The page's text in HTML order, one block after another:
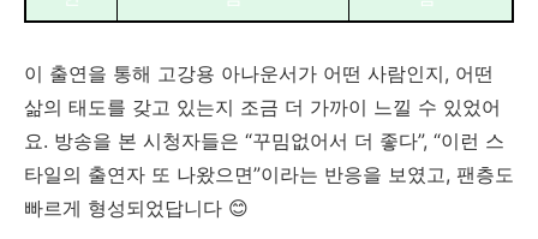
이 출연을 통해 고강용 아나운서가 어떤 사람인지, 어떤
삶의 태도를 갖고 있는지 조금 더 가까이 느낄 수 있었어
요. 방송을 본 시청자들은 “꾸밈없어서 더 좋다”, “이런 스
타일의 출연자 또 나왔으면”이라는 반응을 보였고, 팬층도
빠르게 형성되었답니다 😊